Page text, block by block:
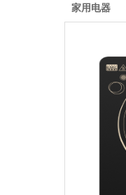
家用电器